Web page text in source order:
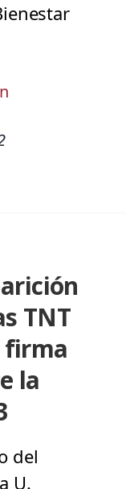
TNT
firma
la
del
U.